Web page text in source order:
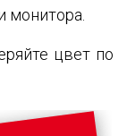
монитора.
цвет по